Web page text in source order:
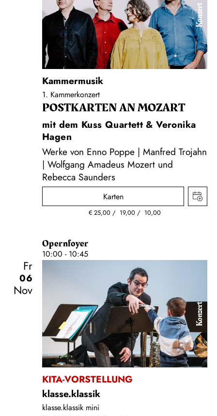
Konzert
Kammermusik
1. Kammerkonzert
POSTKARTEN AN MOZART
mit dem Kuss Quartett & Veronika
Hagen
Werke von Enno Poppe | Manfred Trojahn
| Wolfgang Amadeus Mozert und
Rebecca Saunders
Karten
€ 25,00 19,00 10,00
Opernfoyer
10:00 - 10:45
Fr
06
Nov
Konzert
KITA-VORSTELLUNG
klasse.klassik
klasse.klassik mini